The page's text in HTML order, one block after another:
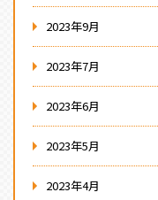
2023年9月
2023年7月
2023年6月
2023年5月
2023年4月